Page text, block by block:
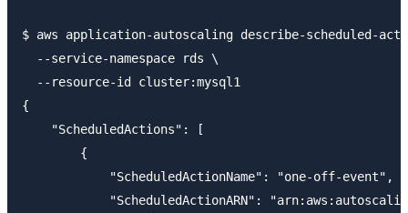
$ aws application-autoscaling describe-scheduled-
  --service-namespace rds \
  --resource-id cluster:mysql1
{
    "ScheduledActions": [
        {
            "ScheduledActionName": "one-off-event",
"ScheduledActionARN":